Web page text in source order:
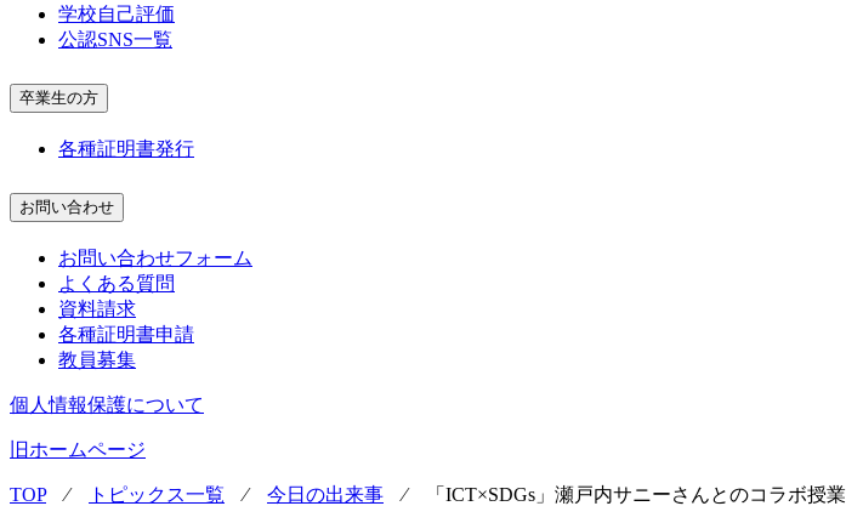
学校自己評価
公認SNS一覧
卒業生の方
各種証明書発行
お問い合わせ
お問い合わせフォーム
よくある質問
資料請求
各種証明書申請
教員募集
個人情報保護について
旧ホームページ
TOP⁄ トピックス一覧 ⁄ 今日の出来事 ⁄ 「ICT×SDGs」瀬戸内サニーさんとのコラボ授業